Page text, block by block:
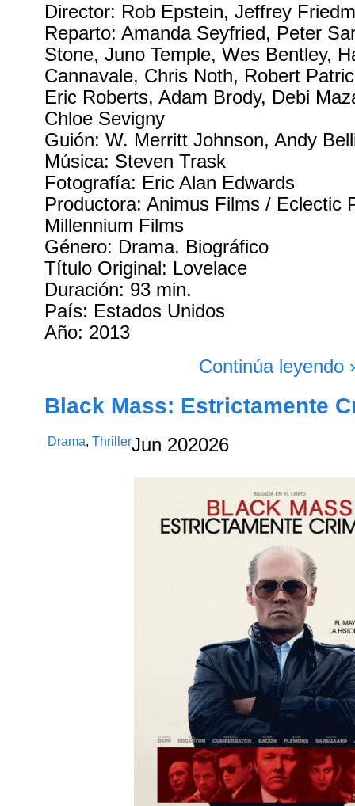
Director: Rob Epstein, Jeffrey
Reparto: Amanda Seyfried, Peter
Stone, Juno Temple, Wes Bentley,
Cannavale, Chris Noth, Robert
Eric Roberts, Adam Brody, Debi
Chloe Sevigny
Guión: W. Merritt Johnson, Andy
Música: Steven Trask
Fotografía: Eric Alan Edwards
Productora: Animus Films / Eclectic
Millennium Films
Género: Drama. Biográfico
Título Original: Lovelace
Duración: 93 min.
País: Estados Unidos
Año: 2013
Continúa leyendo
Black Mass: Estrictamente
Drama,ThrillerJun 202026